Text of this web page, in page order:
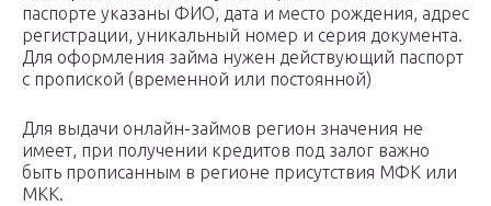
паспорте указаны ФИО, дата и место рождения, адрес
регистрации, уникальный номер и серия документа.
Для оформления займа нужен действующий паспорт
с пропиской (временной или постоянной)
Для выдачи онлайн-займов регион значения не
имеет, при получении кредитов под залог важно
быть прописанным в регионе присутствия МФК или
МКК.